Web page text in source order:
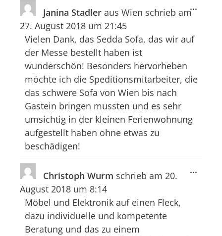
Janina Stadler aus Wien schrieb am
27. August 2018 um 21:45
Vielen Dank, das Sedda Sofa, das wir auf
der Messe bestellt haben ist
wunderschön! Besonders hervorheben
möchte ich die Speditionsmitarbeiter, die
das schwere Sofa von Wien bis nach
Gastein bringen mussten und es sehr
umsichtig in der kleinen Ferienwohnung
aufgestellt haben ohne etwas zu
beschädigen!
...
Christoph Wurm schrieb am 20.
August 2018 um 8:14
Möbel und Elektronik auf einen Fleck,
dazu individuelle und kompetente
Beratung und das zu einem
...